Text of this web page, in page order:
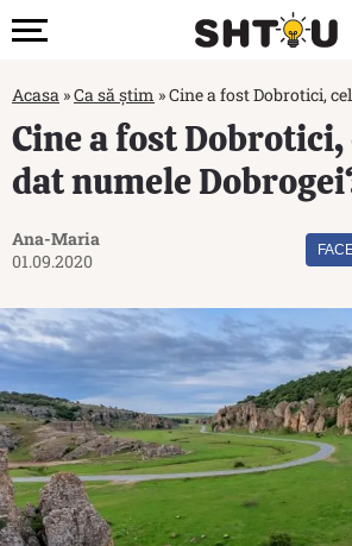
Acasa »Ca să știm »Cine a fost Dobrotici,
Cine a fost Dobrotici,
dat numele
Ana-Maria
01.09.2020